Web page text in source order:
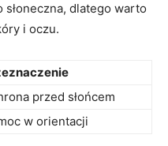
dlatego warto
i oczu.
przed słońcem
w orientacji